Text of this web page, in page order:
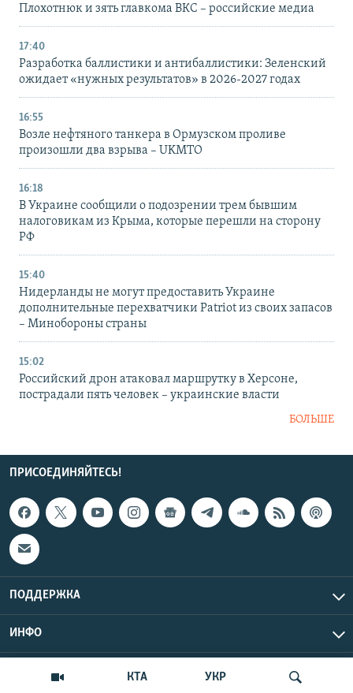
КТА УКР
Плохотнюк и зять главкома ВКС – российские медиа
17:40
Разработка баллистики и антибаллистики: Зеленский
ожидает «нужных результатов» в 2026-2027 годах
16:55
Возле нефтяного танкера в Ормузском проливе
произошли два взрыва – UKMTO
16:18
В Украине сообщили о подозрении трем бывшим
налоговикам из Крыма, которые перешли на сторону
РФ
15:40
Нидерланды не могут предоставить Украине
дополнительные перехватчики Patriot из своих запасов
– Минобороны страны
15:02
Российский дрон атаковал маршрутку в Херсоне,
пострадали пять человек – украинские власти
БОЛЬШЕ
ПРИСОЕДИНЯЙТЕСЬ!
ПОДДЕРЖКА
ИНФО
Copyright Крым.Реалии, 2026 | Все права защищены.
UTC+3